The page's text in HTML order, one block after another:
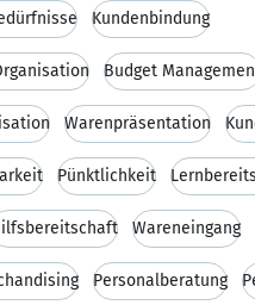
Kundenbindung
Budget
Warenpräsentation
Pünktlichkeit
Wareneingang
Personalberatung